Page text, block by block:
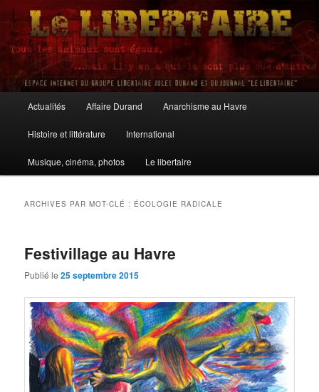
Aller
contenu
principal
Aller
contenu
secondaire
Le Libertaire
principal
Actualités Affaire Durand Anarchisme au Havre
Histoire et littérature International
Musique, cinéma, photos Le libertaire
ARCHIVES PAR MOT-CLÉ : ÉCOLOGIE RADICALE
Festivillage au Havre
Publié le25 septembre 2015